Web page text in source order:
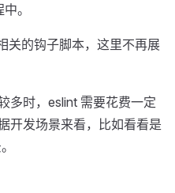
。
关的钩子脚本，这里不再展
多时，eslint 需要花费一定
开发场景来看，比如看看是